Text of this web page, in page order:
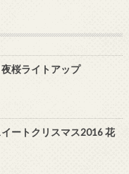
桜ライトアップ
ートクリスマス2016 花